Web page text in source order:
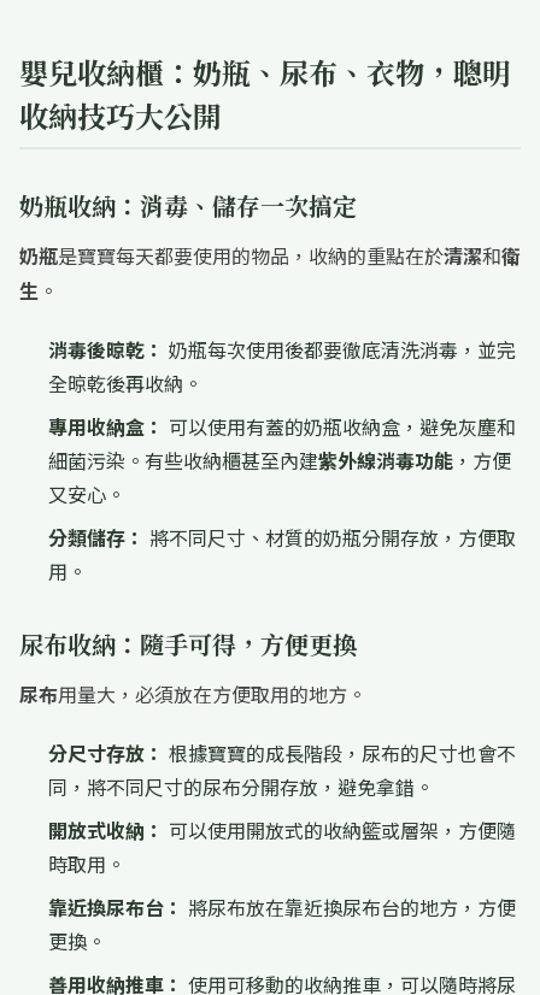
嬰兒收納櫃：奶瓶、尿布、衣物，聰明
收納技巧大公開
奶瓶收納：消毒、儲存一次搞定
奶瓶是寶寶每天都要使用的物品，收納的重點在於清潔和衛
生 。
消毒後晾乾： 奶瓶每次使用後都要徹底清洗消毒，並完
全晾乾後再收納。
專用收納盒： 可以使用有蓋的奶瓶收納盒，避免灰塵和
細菌污染。有些收納櫃甚至內建紫外線消毒功能 ，方便
又安心。
分類儲存： 將不同尺寸、材質的奶瓶分開存放，方便取
用。
尿布收納：隨手可得，方便更換
尿布用量大，必須放在方便取用的地方。
分尺寸存放： 根據寶寶的成長階段，尿布的尺寸也會不
同，將不同尺寸的尿布分開存放，避免拿錯。
開放式收納： 可以使用開放式的收納籃或層架，方便隨
時取用。
靠近換尿布台： 將尿布放在靠近換尿布台的地方，方便
更換。
善用收納推車： 使用可移動的收納推車，可以隨時將尿